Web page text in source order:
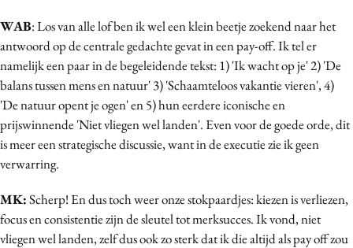
WAB: Los van alle lof ben ik wel een klein beetje zoekend naar het
antwoord op de centrale gedachte gevat in een pay-off. Ik tel er
namelijk een paar in de begeleidende tekst: 1) 'Ik wacht op je' 2) 'De
balans tussen mens en natuur' 3) 'Schaamteloos vakantie vieren', 4)
'De natuur opent je ogen' en 5) hun eerdere iconische en
prijswinnende 'Niet vliegen wel landen'. Even voor de goede orde, dit
is meer een strategische discussie, want in de executie zie ik geen
verwarring.
MK:Scherp! En dus toch weer onze stokpaardjes: kiezen is verliezen,
focus en consistentie zijn de sleutel tot merksucces. Ik vond, niet
vliegen wel landen, zelf dus ook zo sterk dat ik die altijd als pay off zou